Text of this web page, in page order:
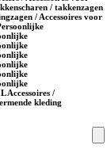
/ takkenzagen
/ Accessoires voor
Accessoires /
kleding